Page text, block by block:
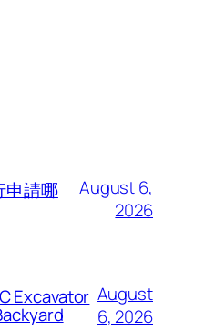
申請哪
August 6,
2026
Excavator August
6, 2026